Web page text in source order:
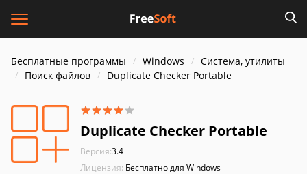
Бесплатные программы Windows
Система, утилиты
Поиск файлов
Duplicate Checker Portable
Duplicate Checker Portable
Версия:3.4
Лицензия: Бесплатно для Windows